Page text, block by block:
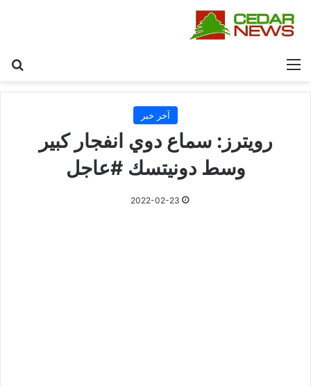
القائمة
آخر خبر
رويترز: سماع دوي انفجار كبير
وسط دونيتسك #عاجل
2022-02-23